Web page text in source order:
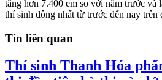
tăng hơn 7.400 em so với năm trước và
thí sinh đông nhất từ trước đến nay trên
Tin liên quan
Thí sinh Thanh Hóa